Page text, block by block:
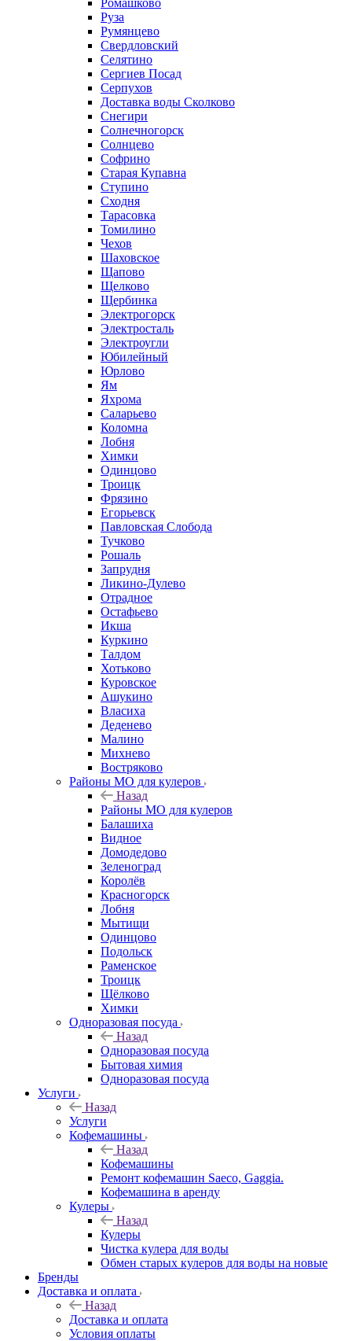
Ромашково
Руза
Румянцево
Свердловский
Селятино
Сергиев Посад
Серпухов
Доставка воды Сколково
Снегири
Солнечногорск
Солнцево
Софрино
Старая Купавна
Ступино
Сходня
Тарасовка
Томилино
Чехов
Шаховское
Щапово
Щелково
Щербинка
Электрогорск
Электросталь
Электроугли
Юбилейный
Юрлово
Ям
Яхрома
Саларьево
Коломна
Лобня
Химки
Одинцово
Троицк
Фрязино
Егорьевск
Павловская Слобода
Тучково
Рошаль
Запрудня
Ликино-Дулево
Отрадное
Остафьево
Икша
Куркино
Талдом
Хотьково
Куровское
Ашукино
Власиха
Деденево
Малино
Михнево
Востряково
Районы МО для кулеров
Назад
Районы МО для кулеров
Балашиха
Видное
Домодедово
Зеленоград
Королёв
Красногорск
Лобня
Мытищи
Одинцово
Подольск
Раменское
Троицк
Щёлково
Химки
Одноразовая посуда
Назад
Одноразовая посуда
Бытовая химия
Одноразовая посуда
Услуги
Назад
Услуги
Кофемашины
Назад
Кофемашины
Ремонт кофемашин Saeco, Gaggia.
Кофемашина в аренду
Кулеры
Назад
Кулеры
Чистка кулера для воды
Обмен старых кулеров для воды на новые
Бренды
Доставка и оплата
Назад
Доставка и оплата
Условия оплаты